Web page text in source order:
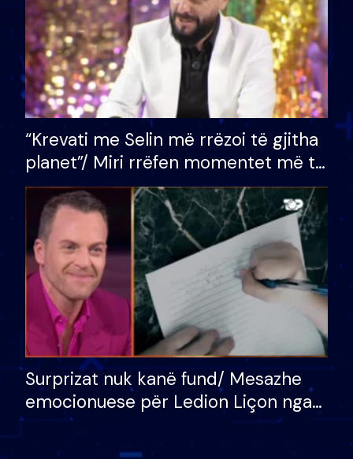
“Krevati me Selin më rrëzoi të gjitha
planet”/ Miri rrëfen momentet më të
bukura në shtëpinë e BB VIP: Do më
mungojë zilja e mëngjesit kur…
Surprizat nuk kanë fund/ Mesazhe
emocionuese për Ledion Liçon nga
nëna dhe fëmijët e tij, moderatori
nuk i mban dot lotët: Nuk meritoj…